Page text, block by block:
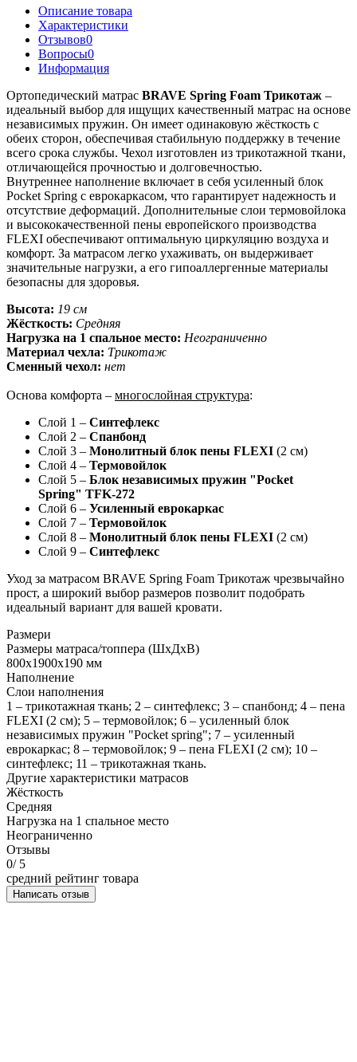
Описание товара
Характеристики
Отзывов0
Вопросы0
Информация
Ортопедический матрас BRAVE Spring Foam Трикотаж –
идеальный выбор для ищущих качественный матрас на основе
независимых пружин. Он имеет одинаковую жёсткость с
обеих сторон, обеспечивая стабильную поддержку в течение
всего срока службы. Чехол изготовлен из трикотажной ткани,
отличающейся прочностью и долговечностью.
Внутреннее наполнение включает в себя усиленный блок
Pocket Spring с еврокаркасом, что гарантирует надежность и
отсутствие деформаций. Дополнительные слои термовойлока
и высококачественной пены европейского производства
FLEXI обеспечивают оптимальную циркуляцию воздуха и
комфорт. За матрасом легко ухаживать, он выдерживает
значительные нагрузки, а его гипоаллергенные материалы
безопасны для здоровья.
Высота: 19 см
Жёсткость: Средняя
Нагрузка на 1 спальное место: Неограниченно
Материал чехла: Трикотаж
Сменный чехол: нет
Основа комфорта – многослойная структура:
Слой 1 – Синтефлекс
Слой 2 – Спанбонд
Слой 3 – Монолитный блок пены FLEXI (2 см)
Слой 4 – Термовойлок
Слой 5 – Блок независимых пружин "Pocket
Spring" TFK-272
Слой 6 – Усиленный еврокаркас
Слой 7 – Термовойлок
Слой 8 – Монолитный блок пены FLEXI (2 см)
Слой 9 – Синтефлекс
Уход за матрасом BRAVE Spring Foam Трикотаж чрезвычайно
прост, а широкий выбор размеров позволит подобрать
идеальный вариант для вашей кровати.
Размери
Размеры матраса/топпера (ШхДхВ)
800х1900х190 мм
Наполнение
Слои наполнения
1 – трикотажная ткань; 2 – синтефлекс; 3 – спанбонд; 4 – пена
FLEXI (2 см); 5 – термовойлок; 6 – усиленный блок
независимых пружин "Pocket spring"; 7 – усиленный
еврокаркас; 8 – термовойлок; 9 – пена FLEXI (2 см); 10 –
синтефлекс; 11 – трикотажная ткань.
Другие характеристики матрасов
Жёсткость
Средняя
Нагрузка на 1 спальное место
Неограниченно
Отзывы
0/ 5
средний рейтинг товара
Написать отзыв